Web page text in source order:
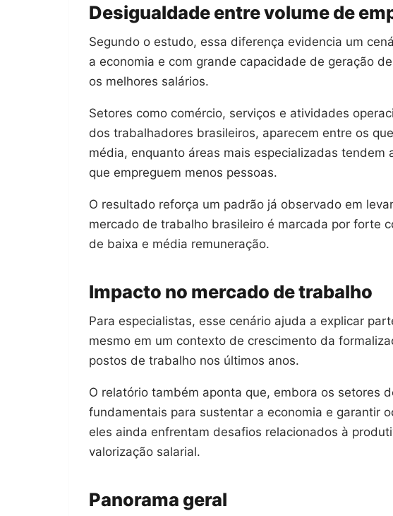
Desigualdade entre volume de
Segundo o estudo, essa diferença evidencia um
a economia e com grande capacidade de geração
os melhores salários.
Setores como comércio, serviços e atividades
dos trabalhadores brasileiros, aparecem entre os
média, enquanto áreas mais especializadas tendem
que empreguem menos pessoas.
O resultado reforça um padrão já observado em
mercado de trabalho brasileiro é marcada por forte
de baixa e média remuneração.
Impacto no mercado de trabalho
Para especialistas, esse cenário ajuda a explicar
mesmo em um contexto de crescimento da
postos de trabalho nos últimos anos.
O relatório também aponta que, embora os setores
fundamentais para sustentar a economia e garantir
eles ainda enfrentam desafios relacionados à
valorização salarial.
Panorama geral